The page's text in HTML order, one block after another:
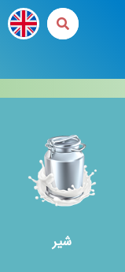
شیر